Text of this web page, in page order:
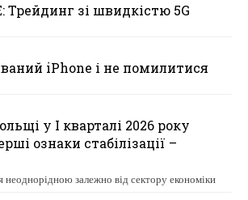
Трейдинг зі швидкістю 5G
iPhone і не помилитися
у І кварталі 2026 року
ознаки стабілізації –
неоднорідною залежно від сектору економіки